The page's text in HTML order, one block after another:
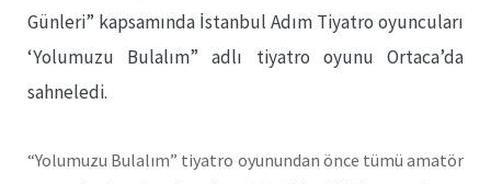
Günleri” kapsamında İstanbul Adım Tiyatro oyuncuları
‘Yolumuzu Bulalım” adlı tiyatro oyunu Ortaca’da
sahneledi.
“Yolumuzu Bulalım” tiyatro oyunundan önce tümü amatör